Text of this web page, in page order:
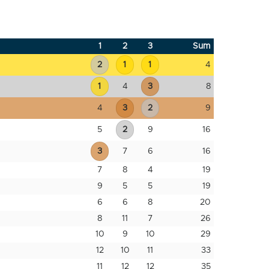
1 2 3 Sum
2 1 1 4
1 4 3 8
4 3 2 9
5 2 9 16
3 7 6 16
7 8 4
19
9
5 5
19
6
6 8
20
8
11 7
26
10
9 10
29
12
10 11
33
11
12 12 35